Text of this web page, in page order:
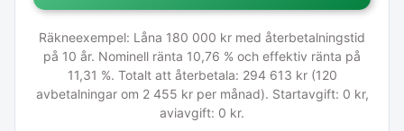
Räkneexempel: Låna 180 000 kr med återbetalningstid
på 10 år. Nominell ränta 10,76 % och effektiv ränta på
11,31 %. Totalt att återbetala: 294 613 kr (120
avbetalningar om 2 455 kr per månad). Startavgift: 0 kr,
aviavgift: 0 kr.